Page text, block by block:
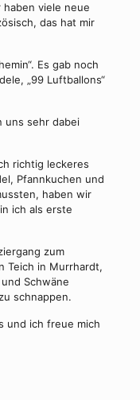
viele neue
das hat mir
Es gab noch
„99 Luftballons“
uns sehr dabei
richtig leckeres
Pfannkuchen und
haben wir
ich als erste
zum
Teich in Murrhardt,
Schwäne
schnappen.
und ich freue mich